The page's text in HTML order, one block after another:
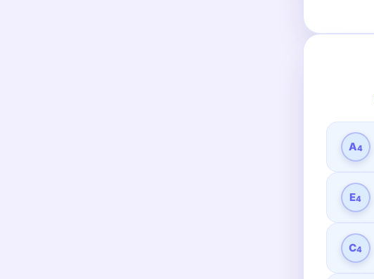
A4
E4
C4